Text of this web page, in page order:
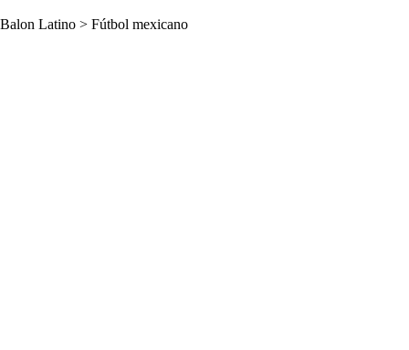
Balon Latino > Fútbol mexicano